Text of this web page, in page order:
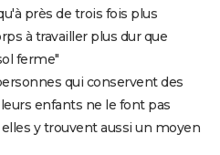
soleil sur la Moisson : Effie,
bien connus dans la
les scènes post-
suite risque-t-elle de
près de trois fois plus
à travailler plus dur que
ferme"
qui conservent des
enfants ne le font pas
y trouvent aussi un moyen